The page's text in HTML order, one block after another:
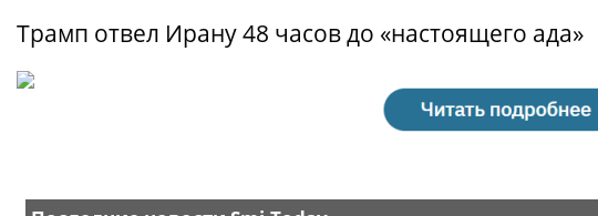
Трамп отвел Ирану 48 часов до «настоящего ада»